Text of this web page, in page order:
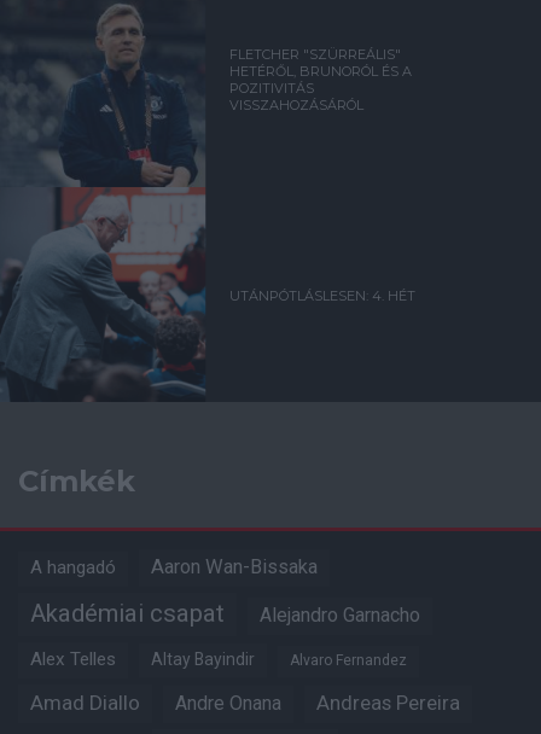
FLETCHER "SZÜRREÁLIS"
HETÉRŐL, BRUNORÓL ÉS A
POZITIVITÁS
VISSZAHOZÁSÁRÓL
UTÁNPÓTLÁSLESEN: 4. HÉT
Címkék
A hangadó Aaron Wan-Bissaka
Akadémiai csapat Alejandro Garnacho
Alex Telles Altay Bayindir Alvaro Fernandez
Amad Diallo Andre Onana Andreas Pereira